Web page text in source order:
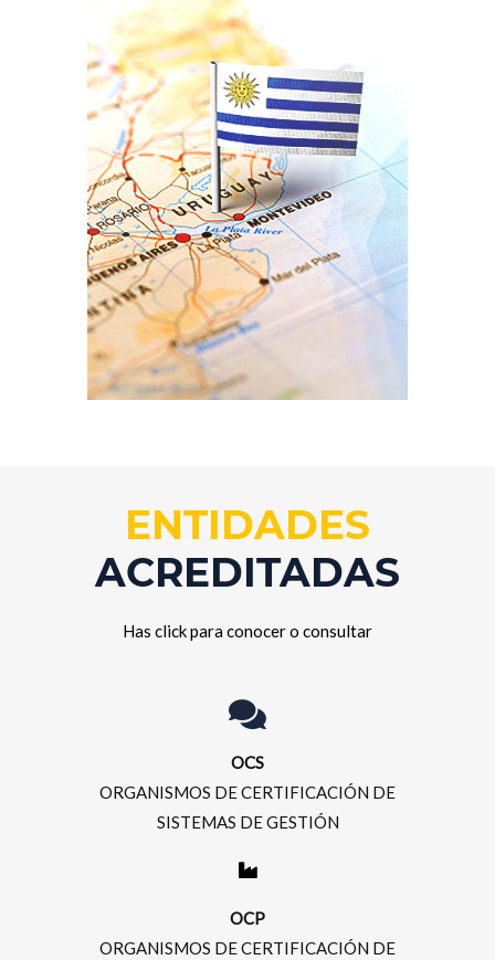
ENTIDADES
ACREDITADAS
Has click para conocer o consultar
OCS
ORGANISMOS DE CERTIFICACIÓN DE
SISTEMAS DE GESTIÓN
OCP
ORGANISMOS DE CERTIFICACIÓN DE